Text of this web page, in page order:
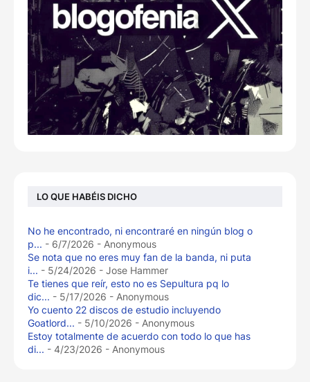
LO QUE HABÉIS DICHO
No he encontrado, ni encontraré en ningún blog o
p... - 6/7/2026 - Anonymous
Se nota que no eres muy fan de la banda, ni puta
i... - 5/24/2026 - Jose Hammer
Te tienes que reír, esto no es Sepultura pq lo
dic... - 5/17/2026 - Anonymous
Yo cuento 22 discos de estudio incluyendo
Goatlord... - 5/10/2026 - Anonymous
Estoy totalmente de acuerdo con todo lo que has
di... - 4/23/2026 - Anonymous